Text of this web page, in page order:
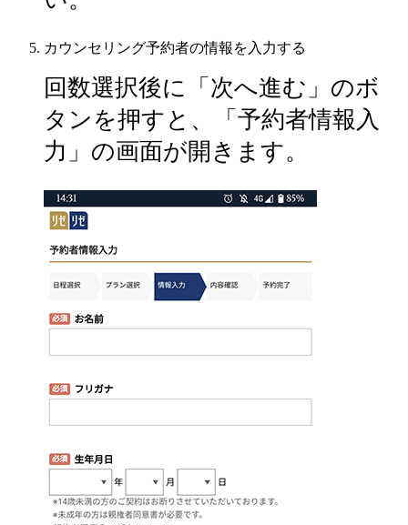
カウンセリング予約者の情報を入力する
回数選択後に「次へ進む」のボ
タンを押すと、「予約者情報入
力」の画面が開きます。